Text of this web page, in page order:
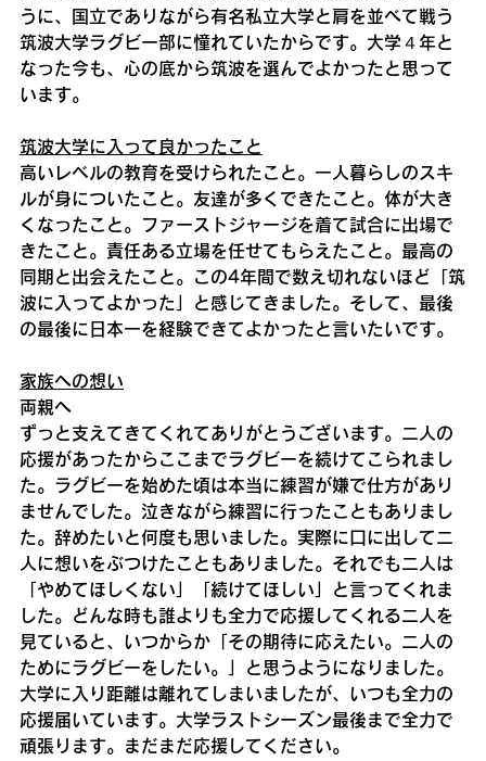
うに、国立でありながら有名私立大学と肩を並べて戦う
筑波大学ラグビー部に憧れていたからです。大学４年と
なった今も、心の底から筑波を選んでよかったと思って
います。
筑波大学に入って良かったこと
高いレベルの教育を受けられたこと。一人暮らしのスキ
ルが身についたこと。友達が多くできたこと。体が大き
くなったこと。ファーストジャージを着て試合に出場で
きたこと。責任ある立場を任せてもらえたこと。最高の
同期と出会えたこと。この4年間で数え切れないほど「筑
波に入ってよかった」と感じてきました。そして、最後
の最後に日本一を経験できてよかったと言いたいです。
家族への想い
両親へ
ずっと支えてきてくれてありがとうございます。二人の
応援があったからここまでラグビーを続けてこられまし
た。ラグビーを始めた頃は本当に練習が嫌で仕方があり
ませんでした。泣きながら練習に行ったこともありまし
た。辞めたいと何度も思いました。実際に口に出して二
人に想いをぶつけたこともありました。それでも二人は
「やめてほしくない」「続けてほしい」と言ってくれま
した。どんな時も誰よりも全力で応援してくれる二人を
見ていると、いつからか「その期待に応えたい。二人の
ためにラグビーをしたい。」と思うようになりました。
大学に入り距離は離れてしまいましたが、いつも全力の
応援届いています。大学ラストシーズン最後まで全力で
頑張ります。まだまだ応援してください。